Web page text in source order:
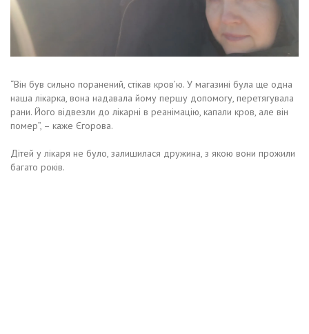
“Він був сильно поранений, стікав кров’ю. У магазині була ще одна
наша лікарка, вона надавала йому першу допомогу, перетягувала
рани. Його відвезли до лікарні в реанімацію, капали кров, але він
помер”, – каже Єгорова.
Дітей у лікаря не було, залишилася дружина, з якою вони прожили
багато років.